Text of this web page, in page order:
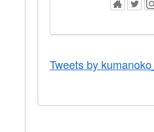
Tweets by